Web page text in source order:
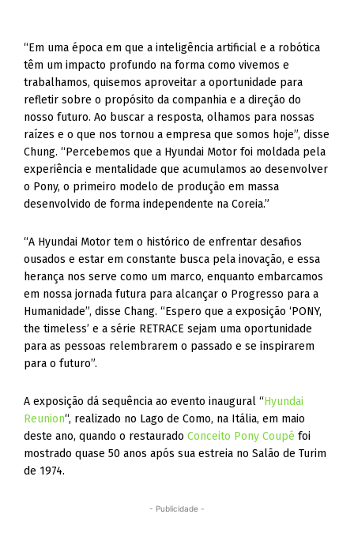
“Em uma época em que a inteligência artificial e a robótica
têm um impacto profundo na forma como vivemos e
trabalhamos, quisemos aproveitar a oportunidade para
refletir sobre o propósito da companhia e a direção do
nosso futuro. Ao buscar a resposta, olhamos para nossas
raízes e o que nos tornou a empresa que somos hoje”, disse
Chung. “Percebemos que a Hyundai Motor foi moldada pela
experiência e mentalidade que acumulamos ao desenvolver
o Pony, o primeiro modelo de produção em massa
desenvolvido de forma independente na Coreia.”
“A Hyundai Motor tem o histórico de enfrentar desafios
ousados e estar em constante busca pela inovação, e essa
herança nos serve como um marco, enquanto embarcamos
em nossa jornada futura para alcançar o Progresso para a
Humanidade”, disse Chang. “Espero que a exposição ‘PONY,
the timeless’ e a série RETRACE sejam uma oportunidade
para as pessoas relembrarem o passado e se inspirarem
para o futuro”.
A exposição dá sequência ao evento inaugural “Hyundai
Reunion“, realizado no Lago de Como, na Itália, em maio
deste ano, quando o restauradoConceito Pony Coupé foi
mostrado quase 50 anos após sua estreia no Salão de Turim
de 1974.
- Publicidade -